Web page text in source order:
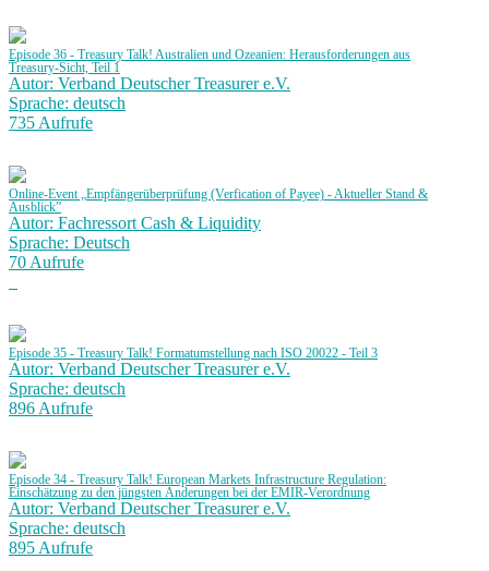
Episode 36 - Treasury Talk! Australien und Ozeanien: Herausforderungen aus
Treasury-Sicht, Teil 1
Autor: Verband Deutscher Treasurer e.V.
Sprache: deutsch
735 Aufrufe
Online-Event „Empfängerüberprüfung (Verfication of Payee) - Aktueller Stand &
Ausblick”
Autor: Fachressort Cash & Liquidity
Sprache: Deutsch
70 Aufrufe
Episode 35 - Treasury Talk! Formatumstellung nach ISO 20022 - Teil 3
Autor: Verband Deutscher Treasurer e.V.
Sprache: deutsch
896 Aufrufe
Episode 34 - Treasury Talk! European Markets Infrastructure Regulation:
Einschätzung zu den jüngsten Änderungen bei der EMIR-Verordnung
Autor: Verband Deutscher Treasurer e.V.
Sprache: deutsch
895 Aufrufe